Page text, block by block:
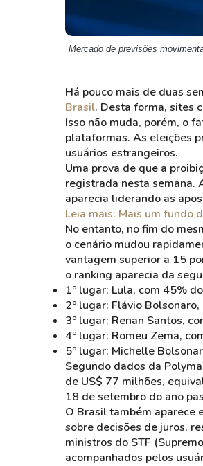
Mercado de previsões
Há pouco mais de duas
Brasil. Desta forma, sites
Isso não muda, porém, o
plataformas. As eleições
usuários estrangeiros.
Uma prova de que a
registrada nesta semana.
aparecia liderando as
Leia mais: Mais um fundo
No entanto, no fim do
o cenário mudou
vantagem superior a 15
o ranking aparecia da
1º lugar: Lula, com 45%
2º lugar: Flávio
3º lugar: Renan Santos,
4º lugar: Romeu Zema,
5º lugar: Michelle
Segundo dados da
de US$ 77 milhões,
18 de setembro do ano
O Brasil também aparece
sobre decisões de juros,
ministros do STF
acompanhados pelos